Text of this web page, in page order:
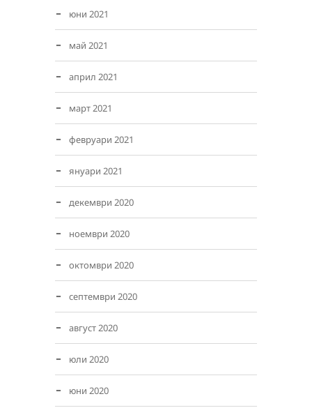
юни 2021
май 2021
април 2021
март 2021
февруари 2021
януари 2021
декември 2020
ноември 2020
октомври 2020
септември 2020
август 2020
юли 2020
юни 2020